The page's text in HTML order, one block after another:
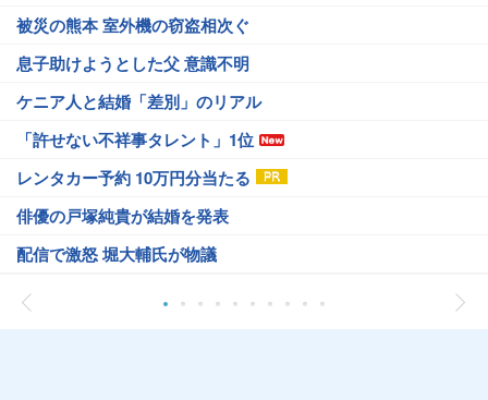
被災の熊本 室外機の窃盗相次ぐ
息子助けようとした父 意識不明
ケニア人と結婚「差別」のリアル
「許せない不祥事タレント」1位
レンタカー予約 10万円分当たる
俳優の戸塚純貴が結婚を発表
配信で激怒 堀大輔氏が物議